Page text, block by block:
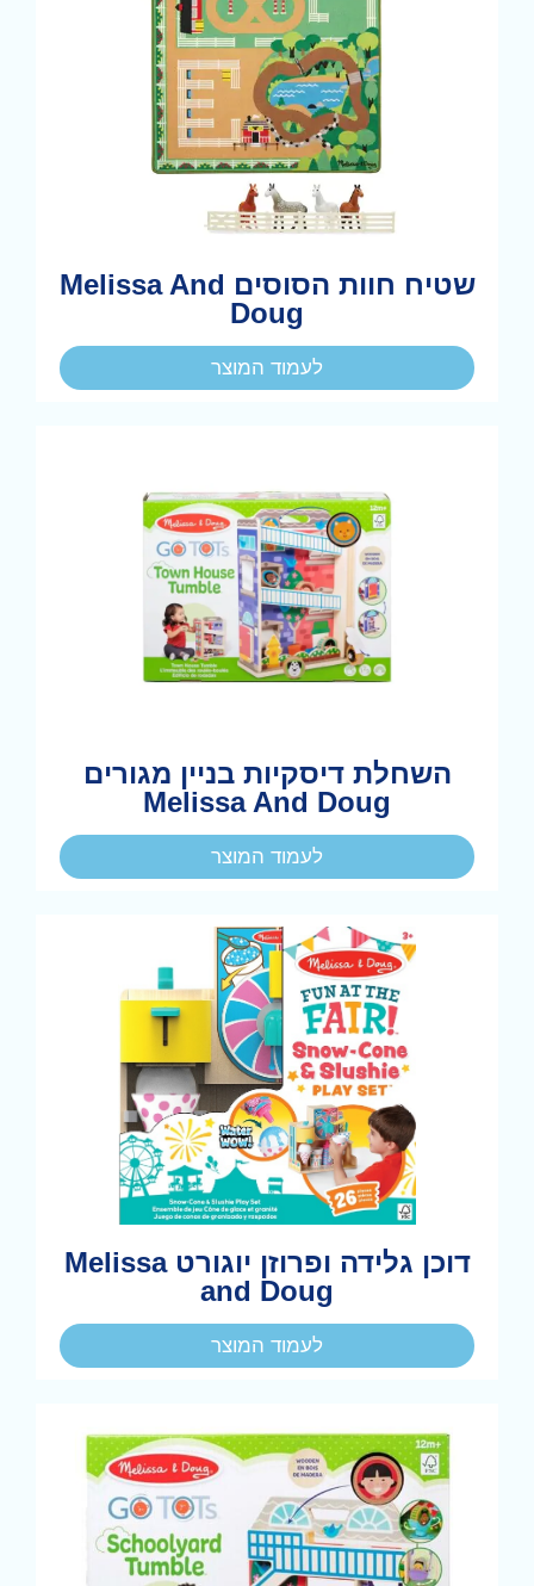
שטיח חוות הסוסים Melissa And
Doug
לעמוד המוצר
השחלת דיסקיות בניין מגורים
Melissa And Doug
לעמוד המוצר
דוכן גלידה ופרוזן יוגורט Melissa
and Doug
לעמוד המוצר